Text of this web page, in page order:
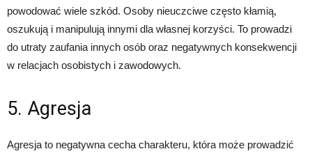
powodować wiele szkód. Osoby nieuczciwe często kłamią,
oszukują i manipulują innymi dla własnej korzyści. To prowadzi
do utraty zaufania innych osób oraz negatywnych konsekwencji
w relacjach osobistych i zawodowych.
5. Agresja
Agresja to negatywna cecha charakteru, która może prowadzić